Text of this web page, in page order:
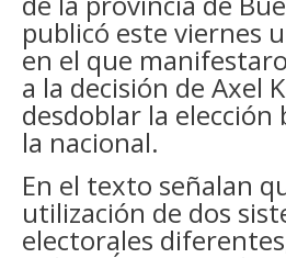
publicó este viernes
en el que
a la decisión de Axel
desdoblar la elección
la nacional.
En el texto señalan
utilización de dos
electorales